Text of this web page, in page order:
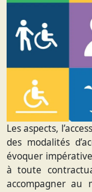
Les aspects,
des modalités
évoquer
à toute
accompagner au